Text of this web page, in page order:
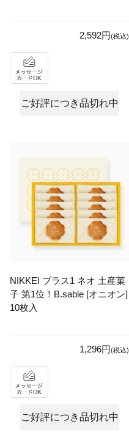
2,592円(税込)
ご好評につき品切れ中
NIKKEI プラス1 ネオ 土産菓
子 第1位！B.sable [オニオン]
10枚入
1,296円(税込)
ご好評につき品切れ中